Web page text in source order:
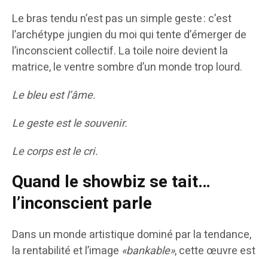
Le bras tendu n’est pas un simple geste : c’est
l’archétype jungien du moi qui tente d’émerger de
l’inconscient collectif. La toile noire devient la
matrice, le ventre sombre d’un monde trop lourd.
Le bleu est l’âme.
Le geste est le souvenir.
Le corps est le cri.
Quand le showbiz se tait…
l’inconscient parle
Dans un monde artistique dominé par la tendance,
la rentabilité et l’image «bankable», cette œuvre est